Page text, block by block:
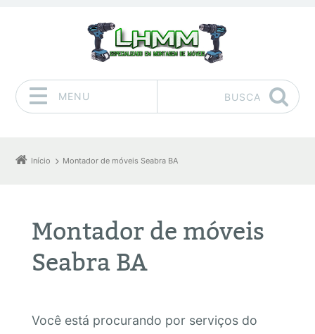
MENU BUSCA
Início Montador de móveis Seabra BA
Montador de móveis
Seabra BA
Você está procurando por serviços do